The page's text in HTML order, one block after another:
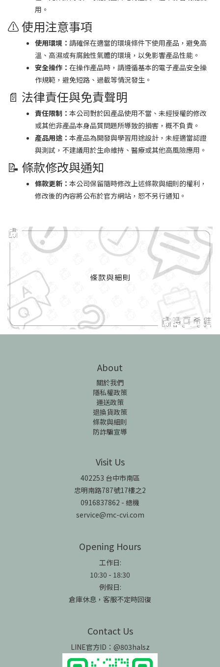
用。
⚠️ 使用注意事項
使用環境： 請確保在適當的環境條件下使用產品，避免高
溫、高濕或有腐蝕性氣體的環境，以免影響產品性能。
安全操作： 在操作產品時，請遵循基本的電子產品安全操
作規範，避免短路、過載等情況發生。
📄 法律責任與免責聲明
責任限制： 本公司對於因產品使用不當、未經授權的修改
或其他非產品本身品質問題所導致的損害，概不負責。
產品用途： 本產品為開發與學習用途設計，未經適當認證
與測試，不建議用於生命維持、醫療或其他高風險應用。
📝 條款修改與通知
條款更新： 本公司保留隨時修改上述條款與細則的權利，
修改後的內容將公布於官方網站，恕不另行通知。
About
關於我們
隱私權政策
運送政策
退換貨政策
條款與細則
防詐騙宣導
Visit Us
402253 台中市南區
忠明南路787號17樓之2
0916837862 - 總機
service@mc-cvi.com
Opening Hours
工作日:
10:30 - 18:30
例假日:
倉庫休息，客服不定時回復
Contact Us
LINE官方ID：@803halsz